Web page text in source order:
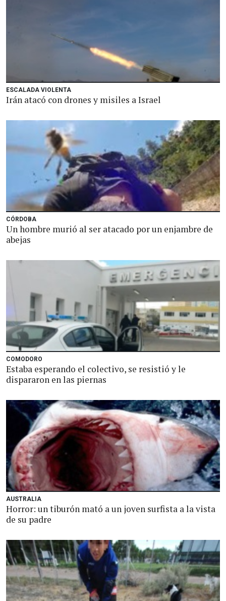
ESCALADA VIOLENTA
Irán atacó con drones y misiles a Israel
CÓRDOBA
Un hombre murió al ser atacado por un enjambre de
abejas
COMODORO
Estaba esperando el colectivo, se resistió y le
dispararon en las piernas
AUSTRALIA
Horror: un tiburón mató a un joven surfista a la vista
de su padre